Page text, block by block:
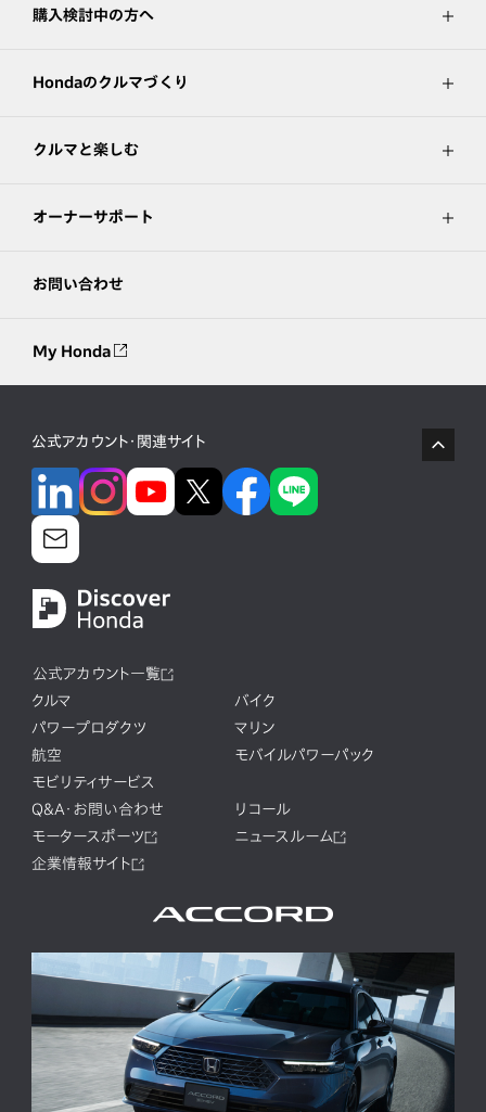
購入検討中の方へ
Hondaのクルマづくり
クルマと楽しむ
オーナーサポート
お問い合わせ
My Honda
公式アカウント・関連サイト
公式アカウント一覧
クルマ
バイク
パワープロダクツ
マリン
航空
モバイルパワーパック
モビリティサービス
Q&A・お問い合わせ
リコール
モータースポーツ
ニュースルーム
企業情報サイト